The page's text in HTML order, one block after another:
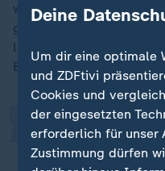
wütend auf die
gegenteiligen Grund.
lassen Euch nicht im
Bundesregierung sehr
Das ist nicht
moralischen
„
Deine
Um dir eine optimale
und ZDFtivi
Cookies und
der eingesetzten
erforderlich für unser
Zustimmung dürfen